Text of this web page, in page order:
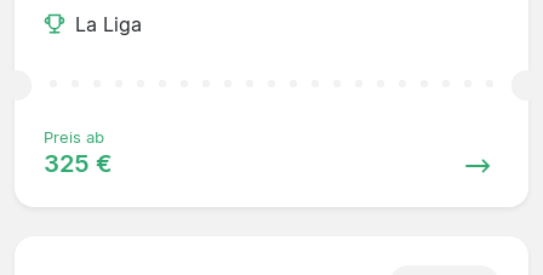
La Liga
Preis ab
325 €